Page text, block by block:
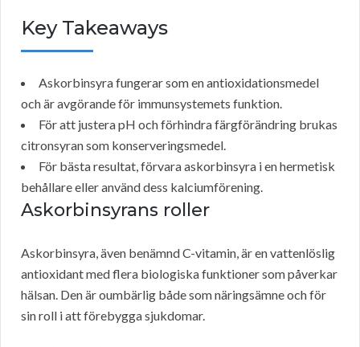
Key Takeaways
Askorbinsyra fungerar som en antioxidationsmedel
och är avgörande för immunsystemets funktion.
För att justera pH och förhindra färgförändring brukas
citronsyran som konserveringsmedel.
För bästa resultat, förvara askorbinsyra i en hermetisk
behållare eller använd dess kalciumförening.
Askorbinsyrans roller
Askorbinsyra, även benämnd C-vitamin, är en vattenlöslig
antioxidant med flera biologiska funktioner som påverkar
hälsan. Den är oumbärlig både som näringsämne och för
sin roll i att förebygga sjukdomar.